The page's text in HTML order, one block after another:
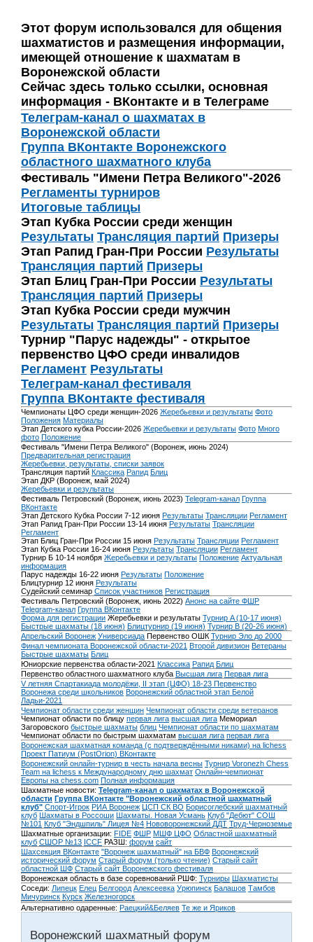
Этот форум использовался для общения
шахматистов и размещения информации,
имеющей отношение к шахматам в
Воронежской области
Сейчас здесь только ссылки, основная
информация - ВКонтакте и в Телеграме
Телеграм-канал о шахматах в
Воронежской области
Группа ВКонтакте Воронежского
областного шахматного клуба
Фестиваль "Имени Петра Великого"-2026
Регламенты турниров
Итоговые таблицы
Этап Кубка России среди женщин
Результаты Трансляция партий Призеры
Этап Рапид Гран-При России Результаты
Трансляция партий Призеры
Этап Блиц Гран-При России Результаты
Трансляция партий Призеры
Этап Кубка России среди мужчин
Результаты Трансляция партий Призеры
Турнир "Парус надежды" - открытое
первенство ЦФО среди инвалидов
Регламент Результаты
Телеграм-канал фестиваля
Группа ВКонтакте фестиваля
Чемпионаты ЦФО среди женщин-2026 Жеребьевки и результаты Фото
Положения Материалы
Этап Детского кубка России-2026 Жеребьевки и результаты Фото Много
фото Положение
Фестиваль "Имени Петра Великого" (Воронеж, июнь 2024)
Предварительная регистрация
Жеребьевки, результаты, списки заявок
Трансляция партий Классика Рапид Блиц
Этап ДКР (Воронеж, май 2024)
Жеребьевки и результаты
Фестиваль Петровский (Воронеж, июнь 2023) Telegram-канал Группа
ВКонтакте
Этап Детского Кубка России 7-12 июня Результаты Трансляции Регламент
Этап Рапид Гран-При России 13-14 июня Результаты Трансляции
Регламент
Этап Блиц Гран-При России 15 июня Результаты Трансляции Регламент
Этап Кубка России 16-24 июня Результаты Трансляции Регламент
Турнир Б 10-14 ноября Жеребьевки и результаты Положение Актуальная
информация
Парус надежды 16-22 июня Результаты Положение
Блицтурнир 12 июня Результаты
Судейский семинар Список участников Регистрация
Фестиваль Петровский (Воронеж, июнь 2022) Анонс на сайте ФШР
Telegram-канал Группа ВКонтакте
Форма для регистрации Жеребьевки и результаты Турнир A (10-17 июня)
Быстрые шахматы (18 июня) Блицтурнир (19 июня) Турнир B (20-26 июня)
Апрельский Воронеж Универсиада Первенство ОШК Турнир Эло до 2000
Финал чемпионата Воронежской области-2021 Второй дивизион Ветераны
Быстрые шахматы Блиц
Юниорские первенства области-2021 Классика Рапид Блиц
Первенство областного шахматного клуба Высшая лига Первая лига
V летняя Спартакиада молодёжи, II этап (ЦФО) 18-23 Первенство
Воронежа среди школьников Воронежский областной этап Белой
Ладьи-2021
Чемпионат области среди женщин Чемпионат области среди ветеранов
Чемпионат области по блицу первая лига высшая лига Мемориал
Загоровского быстрые шахматы блиц Чемпионат области по шахматам
Чемпионат области по быстрым шахматам высшая лига первая лига
Воронежская шахматная команда (с подтверждёнными никами) на lichess
Проект Патиум (PostOrion) ВКонтакте
Воронежский онлайн-турнир в честь начала весны Турнир Voronezh Chess
Team на lichess к Международному дню шахмат Онлайн-чемпионат
Европы на chess.com Полная информация
Шахматные новости: Telegram-канал о шахматах в Воронежской
области Группа ВКонтакте "Воронежский областной шахматный
клуб" Спорт-Игрок РИА Воронеж ЦСП СК ВО Борисоглебский шахматный
клуб Шахматы в Россоши Шахматы. Новая Усмань Клуб "Дебют" СОШ
№101 Клуб "Эндшпиль" Лицея №4 Нововоронежский ДДТ Труд-Черноземье
Шахматные организации: FIDE ФШР МШФ ЦФО Областной шахматный
клуб СШОР №13 ICCF РАЗШ: форум сайт
Шахсекция ВКонтакте "Воронеж шахматный" на БВФ Воронежский
исторический форум Cтарый форум (только чтение) Старый сайт
областной ШФ Старый сайт Воронежского фестиваля
Воронежская область в базе соревнований РШФ: Турниры Шахматисты
Соседи: Липецк Елец Белгород Алексеевка Урюпинск Балашов Тамбов
Мичуринск Курск Железногорск
Альтернативно одаренные: Раецкий&Беляев Те же и Яриков
Воронежский шахматный форум